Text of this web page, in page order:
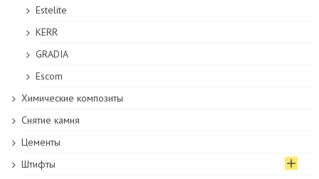
Estelite
KERR
GRADIA
Escom
Химические композиты
Снятие камня
Цементы
Штифты